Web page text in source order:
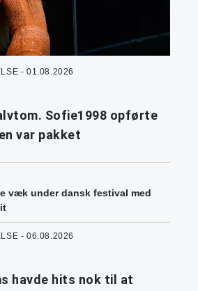
- 01.08.2026
Sofie1998 opførte
var pakket
væk under dansk festival med
- 06.08.2026
havde hits nok til at